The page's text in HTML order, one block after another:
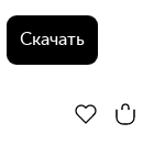
Скачать